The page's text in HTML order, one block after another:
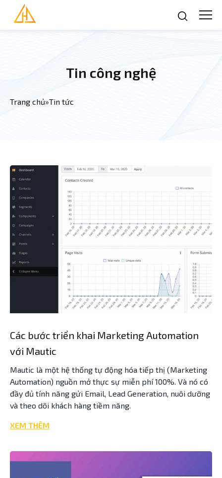
Nhảy đến nội dung
Tin công nghệ
Bạn đang ở đây
Trang chủ»Tin tức
Các bước triển khai Marketing Automation
với Mautic
Mautic là một hệ thống tự động hóa tiếp thị (Marketing
Automation) nguồn mở thực sự miễn phí 100%. Và nó có
đầy đủ tính năng gửi Email, Lead Generation, nuôi dưỡng
và theo dõi khách hàng tiềm năng.
XEM THÊM